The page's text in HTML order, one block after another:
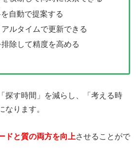
自動で提案する
ルタイムで更新できる
除して精度を高める
探す時間」を減らし、「考える時
なります。
ドと質の両方を向上させることがで